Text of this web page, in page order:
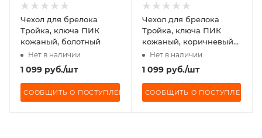
Чехол для брелока
Тройка, ключа ПИК
кожаный, болотный
Нет в наличии
1 099 руб./шт
СООБЩИТЬ О ПОСТУПЛЕНИИ
Чехол для брелока
Тройка, ключа ПИК
кожаный, коричневый
фактурный, светлая
Нет в наличии
1 099руб./шт
СООБЩИТЬ О ПОСТУПЛЕНИИ